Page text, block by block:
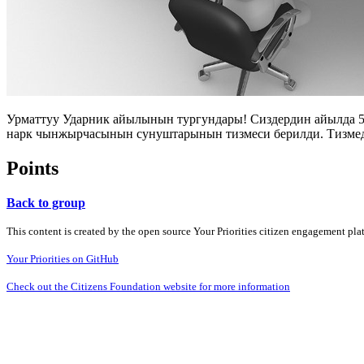
Урматтуу Ударник айылынын тургундары! Сиздердин айылда
нарк чынжырчасынын сунуштарынын тизмеси берилди.
Points
Back to group
This content is created by the open source Your Priorities citizen engagement
Your Priorities on GitHub
Check out the Citizens Foundation website for more information